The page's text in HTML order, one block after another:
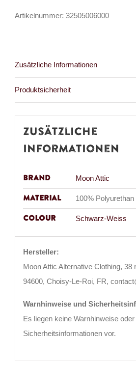
Artikelnummer: 32505006000
Zusätzliche Informationen
Produktsicherheit
Zusätzliche
Informationen
Brand Moon Attic
Material 100% Polyurethan
Colour Schwarz-Weiss
Hersteller:
Moon Attic Alternative Clothing, 38
94600, Choisy-Le-Roi, FR,
Warnhinweise und
Es liegen keine Warnhinweise oder
Sicherheitsinformationen vor.